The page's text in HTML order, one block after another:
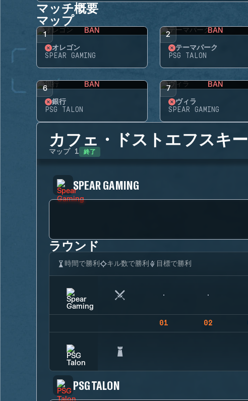
マッチ概要
マップ
1 BAN
オレゴン
SPEAR GAMING
2 BAN
テーマパーク
PSG TALON
6 BAN
銀行
PSG TALON
7 BAN
ヴィラ
SPEAR GAMING
カフェ・ドストエフスキー
マップ 1 終了
SPEAR GAMING
ラウンド
時間で勝利 キル数で勝利 目標で勝利
01 02
PSG TALON